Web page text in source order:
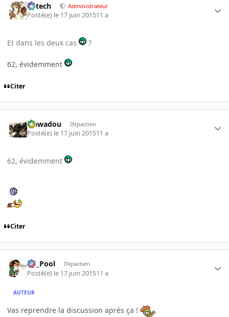
Edtech Administrateur
Posté(e) le 17 juin 201511 a
Et dans les deux cas ?
62, évidemment
Citer
wawadou INpactien
Posté(e) le 17 juin 201511 a
62, évidemment
Citer
DT_Pool INpactien
Posté(e) le 17 juin 201511 a
AUTEUR
Vas reprendre la discussion après ça !